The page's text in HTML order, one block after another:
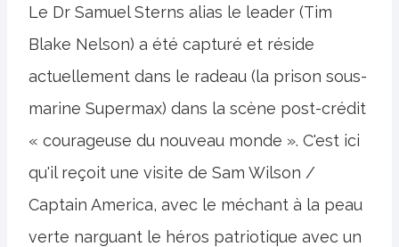
Le Dr Samuel Sterns alias le leader (Tim
Blake Nelson) a été capturé et réside
actuellement dans le radeau (la prison sous-
marine Supermax) dans la scène post-crédit
« courageuse du nouveau monde ». C'est ici
qu'il reçoit une visite de Sam Wilson /
Captain America, avec le méchant à la peau
verte narguant le héros patriotique avec un